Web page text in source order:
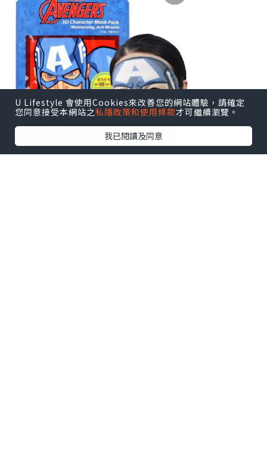
U Lifestyle 會使用Cookies來改善您的網站體驗，請確定
您同意接受本網站之私隱政策和使用條款才可繼續瀏覽。
我已閱讀及同意